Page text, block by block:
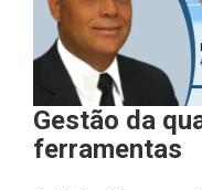
Gestão da
ferramentas